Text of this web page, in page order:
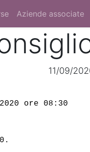
Aziende associate
11/09/
ore 08:30